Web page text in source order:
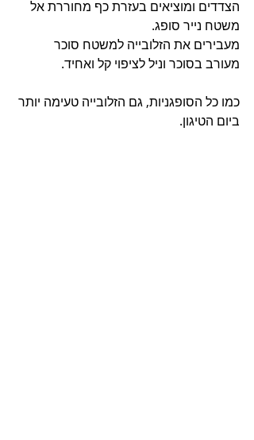
הצדדים ומוציאים בעזרת כף מחוררת אל
משטח נייר סופג.
מעבירים את הזלובייה למשטח סוכר
מעורב בסוכר וניל לציפוי קל ואחיד.
כמו כל הסופגניות, גם הזלובייה טעימה יותר
ביום הטיגון.